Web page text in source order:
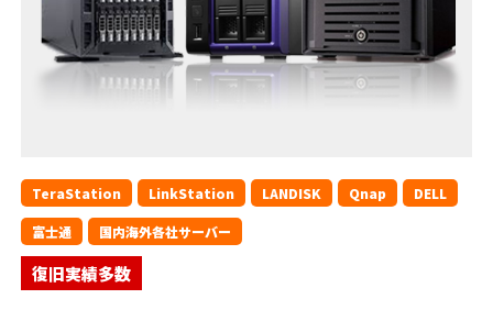
TeraStation LinkStation LANDISK Qnap DELL
富士通 国内海外各社サーバー
復旧実績多数